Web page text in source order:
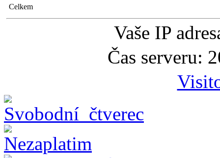
Celkem
Vaše IP
Čas serveru: